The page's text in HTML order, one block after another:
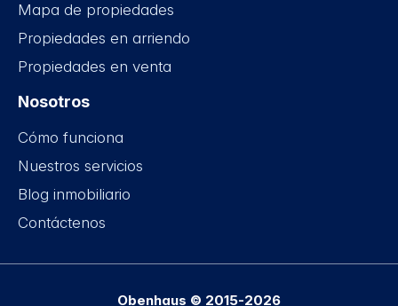
Mapa de propiedades
Propiedades en arriendo
Propiedades en venta
Nosotros
Cómo funciona
Nuestros servicios
Blog inmobiliario
Contáctenos
Obenhaus © 2015-2026